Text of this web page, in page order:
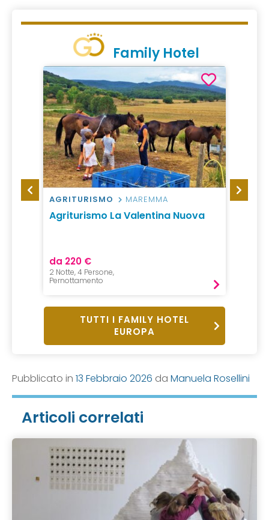
Family Hotel
AGRITURISMO MAREMMA
Agriturismo La Valentina Nuova
da 220 €
2 Notte, 4 Persone,
Pernottamento
TUTTI I FAMILY HOTEL
EUROPA
Pubblicato in 13 Febbraio 2026 da Manuela Rosellini
Articoli correlati